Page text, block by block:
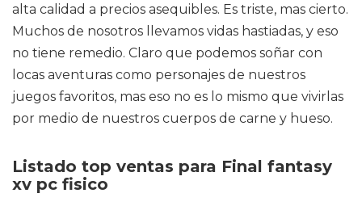
alta calidad a precios asequibles. Es triste, mas cierto.
Muchos de nosotros llevamos vidas hastiadas, y eso
no tiene remedio. Claro que podemos soñar con
locas aventuras como personajes de nuestros
juegos favoritos, mas eso no es lo mismo que vivirlas
por medio de nuestros cuerpos de carne y hueso.
Listado top ventas para Final fantasy
xv pc fisico